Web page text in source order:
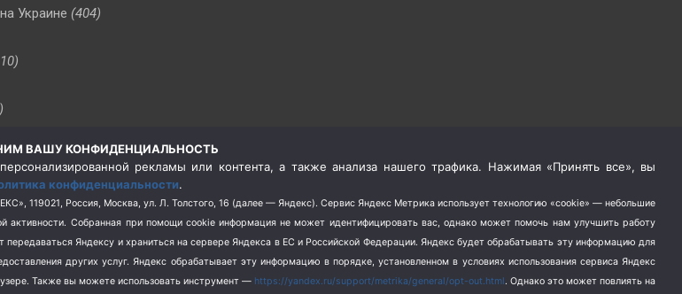
Украине (404)
(2)
ВАШУ КОНФИДЕНЦИАЛЬНОСТЬ
рекламы или контента, а также анализа нашего трафика. Нажимая «Принять все», вы
конфиденциальности.
119021, Россия, Москва, ул. Л. Толстого, 16 (далее — Яндекс). Сервис Яндекс Метрика использует технологию «cookie» — небольшие
активности. Собранная при помощи cookie информация не может идентифицировать вас, однако может помочь нам улучшить работу
Яндексу и храниться на сервере Яндекса в ЕС и Российской Федерации. Яндекс будет обрабатывать эту информацию для
других услуг. Яндекс обрабатывает эту информацию в порядке, установленном в условиях использования сервиса Яндекс
Также вы можете использовать инструмент — https://yandex.ru/support/metrika/general/opt-out.html. Однако это может повлиять на